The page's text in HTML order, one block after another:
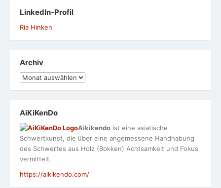
LinkedIn-Profil
Ria Hinken
Archiv
Archiv
AiKiKenDo
Aikikendo ist eine asiatische
Schwertkunst, die über eine angemessene Handhabung
des Schwertes aus Holz (Bokken) Achtsamkeit und Fokus
vermittelt.
https://aikikendo.com/